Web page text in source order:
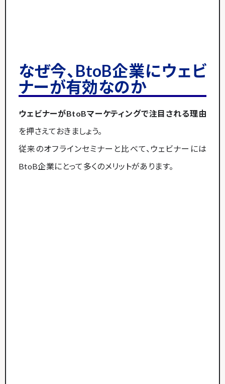
なぜ今、BtoB企業にウェビ
ナーが有効なのか
ウェビナーがBtoBマーケティングで注目される理由
を押さえておきましょう。
従来のオフラインセミナーと比べて、ウェビナーには
BtoB企業にとって多くのメリットがあります。